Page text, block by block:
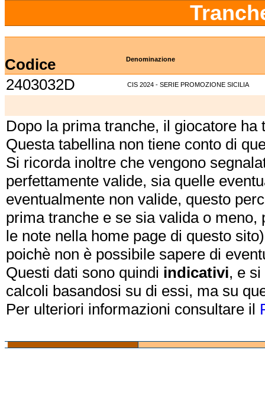
Codice Denominazione
2403032D CIS 2024 - SERIE PROMOZIONE SICILIA
Dopo la prima tranche, il giocatore
Questa tabellina non tiene conto di
Si ricorda inoltre che vengono
perfettamente valide, sia quelle
eventualmente non valide, questo
prima tranche e se sia valida o
le note nella home page di questo
poichè non è possibile sapere di
Questi dati sono quindi indicativi, e
calcoli basandosi su di essi, ma su
Per ulteriori informazioni consultare il